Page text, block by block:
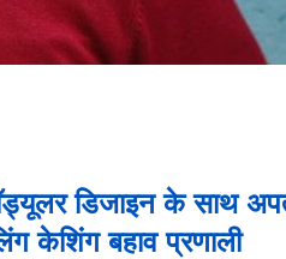
डिजाइन के साथ
केशिंग बहाव प्रणाली